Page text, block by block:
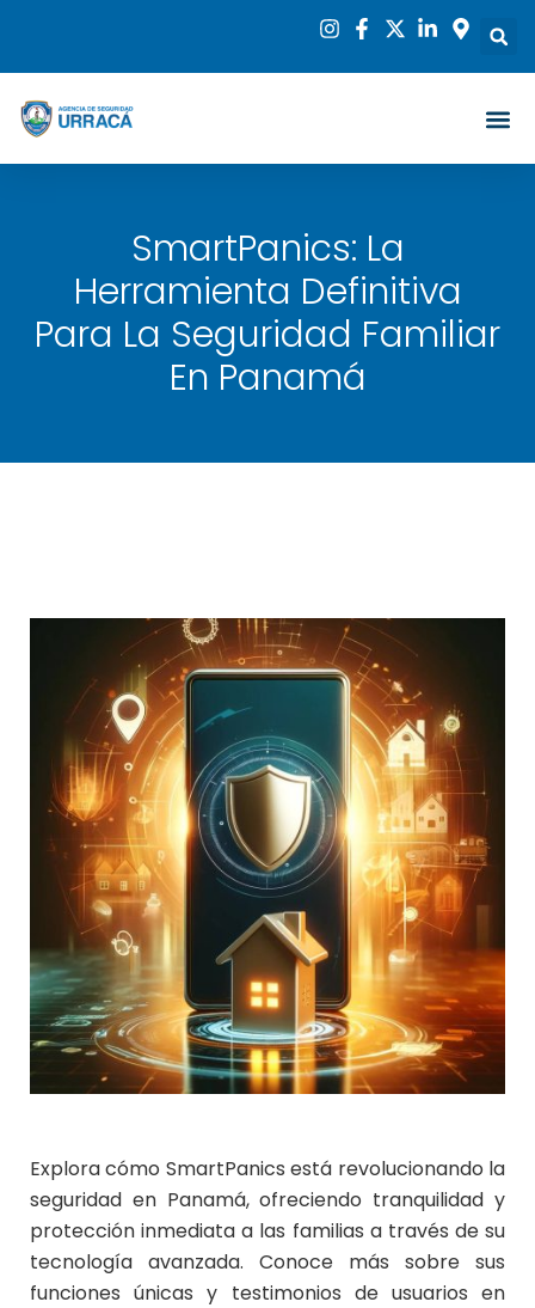
SmartPanics: La
Herramienta Definitiva
Para La Seguridad Familiar
En Panamá
Explora cómo SmartPanics está revolucionando la
seguridad en Panamá, ofreciendo tranquilidad y
protección inmediata a las familias a través de su
tecnología avanzada. Conoce más sobre sus
funciones únicas y testimonios de usuarios en